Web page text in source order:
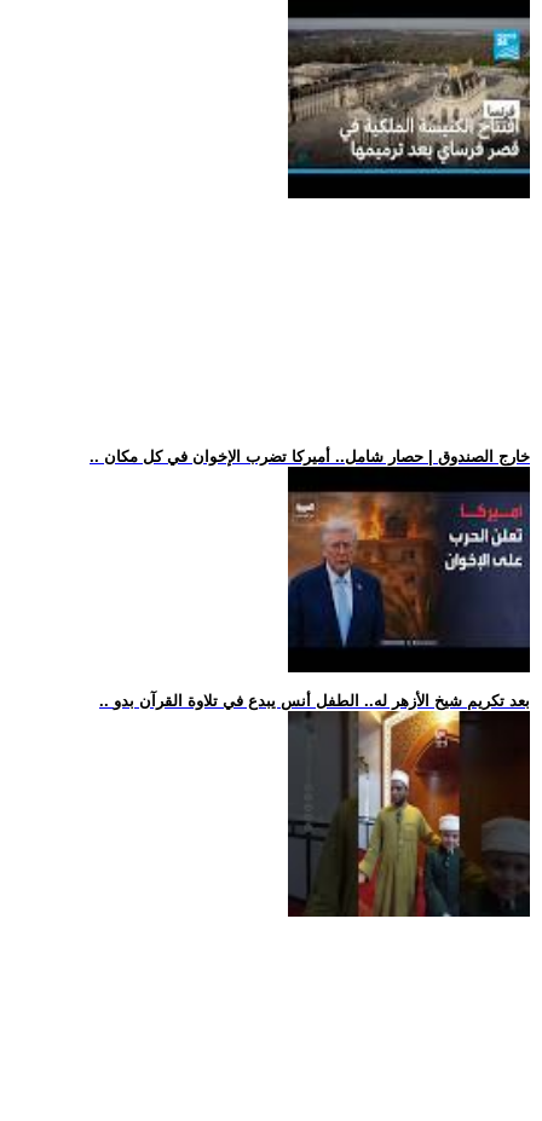
.. خارج الصندوق | حصار شامل.. أميركا تضرب الإخوان في كل مكان
.. بعد تكريم شيخ الأزهر له.. الطفل أنس يبدع في تلاوة القرآن بدو